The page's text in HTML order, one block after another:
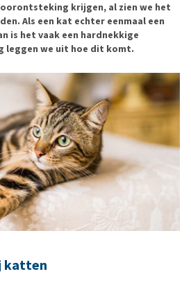
krijgen, al zien we het
Als een kat echter eenmaal een
is het vaak een hardnekkige
leggen we uit hoe dit komt.
katten